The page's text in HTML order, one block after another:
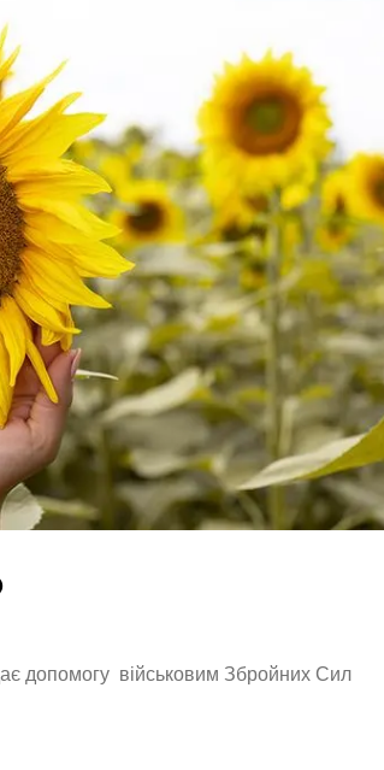
допомогу військовим Збройних Сил